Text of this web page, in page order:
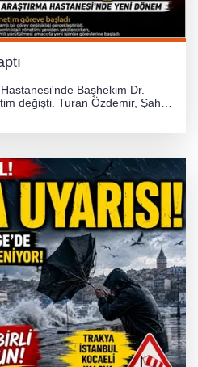
Başhekim Dr.
değişti. Turan Özdemir, Şahin